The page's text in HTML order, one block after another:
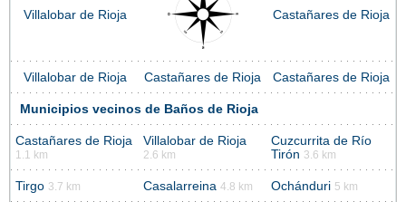
Villalobar de Rioja Castañares de Rioja
Villalobar de Rioja Castañares de Rioja Castañares de Rioja
Municipios vecinos de Baños de Rioja
Castañares de Rioja
1.1 km
Villalobar de Rioja
2.6 km
Cuzcurrita de Río
Tirón 3.6 km
Tirgo 3.7 km Casalarreina 4.8 km Ochánduri 5 km